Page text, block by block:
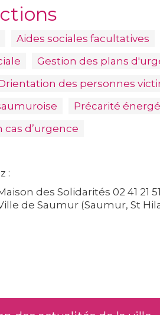
Aides sociales facultatives
Gestion des plans
des personnes
Précarité
d’urgence
:
des Solidarités 02 41 21
de Saumur (Saumur, St